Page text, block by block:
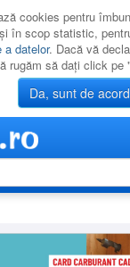
cookies pentru
în scop statistic,
a datelor. Dacă vă
rugăm să daţi click pe
Da, sunt de acord